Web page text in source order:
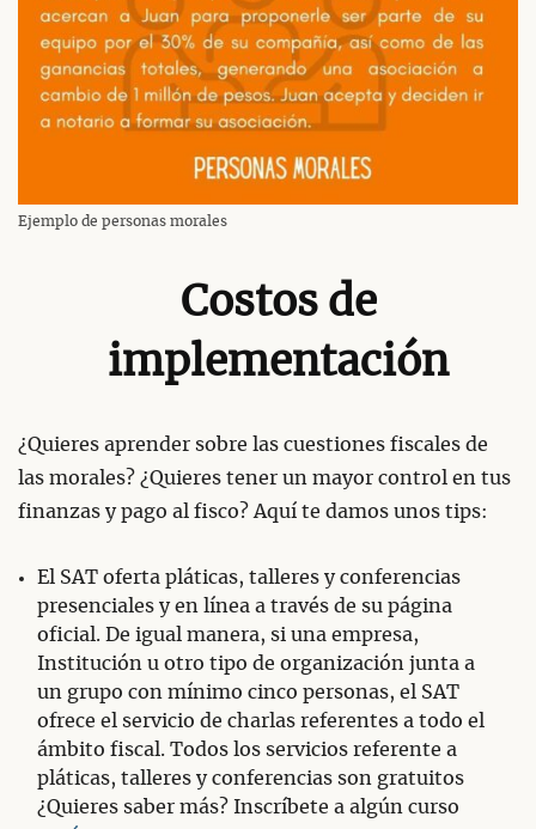
Ejemplo de personas morales
Costos de
implementación
¿Quieres aprender sobre las cuestiones fiscales de
las morales? ¿Quieres tener un mayor control en tus
finanzas y pago al fisco? Aquí te damos unos tips:
El SAT oferta pláticas, talleres y conferencias
presenciales y en línea a través de su página
oficial. De igual manera, si una empresa,
Institución u otro tipo de organización junta a
un grupo con mínimo cinco personas, el SAT
ofrece el servicio de charlas referentes a todo el
ámbito fiscal. Todos los servicios referente a
pláticas, talleres y conferencias son gratuitos
¿Quieres saber más? Inscríbete a algún curso